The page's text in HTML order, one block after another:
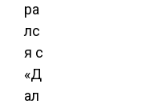
ра
лс
я с
«Д
ал